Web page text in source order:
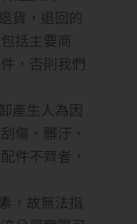
貨，退回的
括主要商
，否則我們
產生人為因
傷、髒汙、
件不齊者，
，故無法指